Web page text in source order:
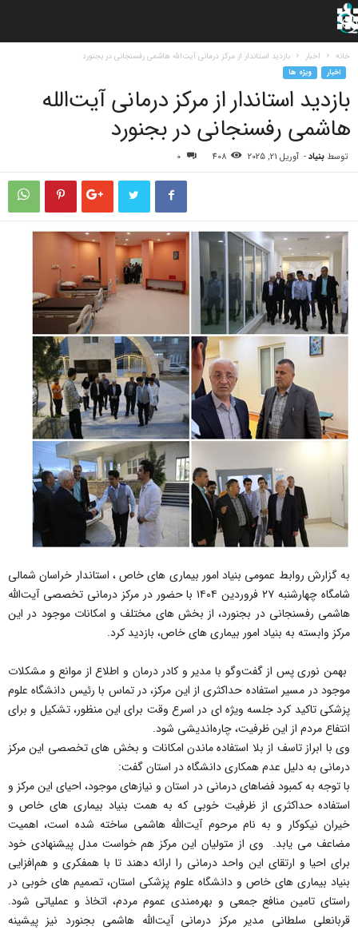
خانه اخبار بازدید استاندار از مرکز درمانی آیت‌الله هاشمی رفسنجانی در بجنورد
اخبار ویژه ها
بازدید استاندار از مرکز درمانی آیت‌الله
هاشمی رفسنجانی در بجنورد
توسط بنیاد- آوریل 21, 2025 408
0
به گزارش روابط عمومی بنیاد امور بیماری های خاص ، استاندار خراسان شمالی
شامگاه چهارشنبه ۲۷ فروردین ۱۴۰۴ با حضور در مرکز درمانی تخصصی آیت‌الله
هاشمی رفسنجانی در بجنورد، از بخش های مختلف و امکانات موجود در این
مرکز وابسته به بنیاد امور بیماری های خاص، بازدید کرد.
بهمن نوری پس از گفت‌وگو با مدیر و کادر درمان و اطلاع از موانع و مشکلات
موجود در مسیر استفاده حداکثری از این مرکز، در تماس با رئیس دانشگاه علوم
پزشکی تاکید کرد جلسه ویژه ای در اسرع وقت برای این منظور، تشکیل و برای
انتفاع مردم از این ظرفیت، چاره‌اندیشی شود.
وی با ابراز تاسف از بلا استفاده ماندن امکانات و بخش های تخصصی این مرکز
درمانی به دلیل عدم همکاری دانشگاه در استان گفت:
با توجه به کمبود فضاهای درمانی در استان و نیازهای موجود، احیای این مرکز و
استفاده حداکثری از ظرفیت خوبی که به همت بنیاد بیماری های خاص و
خیران نیکوکار و به نام مرحوم آیت‌الله هاشمی ساخته شده است، اهمیت
مضاعف می یابد. وی از متولیان این مرکز هم‌ خواست مدل پیشنهادی خود
برای احیا و ارتقای این واحد درمانی را ارائه دهند تا با همفکری و هم‌افزایی
بنیاد بیماری های خاص و دانشگاه علوم پزشکی استان، تصمیم های خوبی در
راستای تامین منافع جمعی و بهره‌مندی عموم مردم، اتخاذ و عملیاتی شود.
قربانعلی سلطانی مدیر مرکز درمانی آیت‌الله هاشمی بجنورد نیز پیشینه